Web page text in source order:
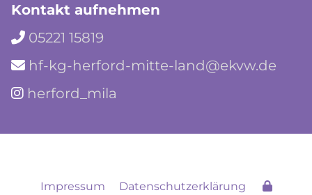
Kontakt aufnehmen
 05221 15819
 hf-kg-herford-mitte-land@ekvw.de
 herford_mila
Impressum Datenschutzerklärung